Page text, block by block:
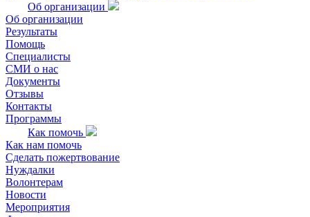
Об организации
Об организации
Результаты
Помощь
Специалисты
СМИ о нас
Документы
Отзывы
Контакты
Программы
Как помочь
Как нам помочь
Сделать пожертвование
Нуждалки
Волонтерам
Новости
Мероприятия